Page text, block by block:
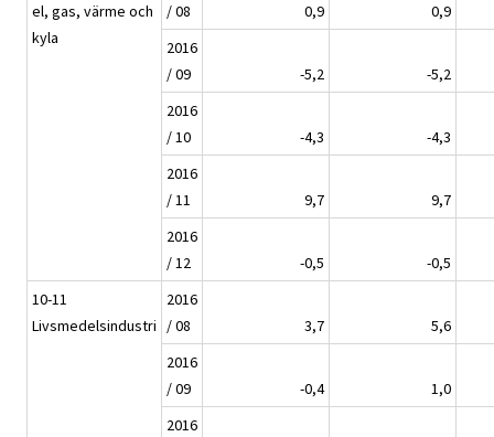
el, gas, värme och
kyla
/ 08
0,9
0,9
2016
/ 09
-5,2
-5,2
2016
/ 10
-4,3
-4,3
2016
/ 11
9,7
9,7
2016
/ 12
-0,5
-0,5
10-11
Livsmedelsindustri
2016
/ 08
3,7
5,6
2016
/ 09
-0,4
1,0
2016